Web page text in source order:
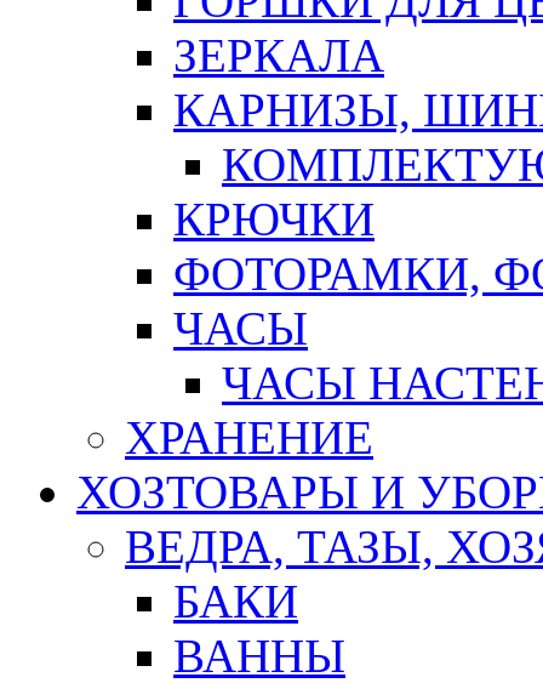
ЗЕРКАЛА
КАРНИЗЫ,
КРЮЧКИ
ФОТОРАМКИ,
ЧАСЫ
ЧАСЫ
ХРАНЕНИЕ
ХОЗТОВАРЫ И
ВЕДРА, ТАЗЫ,
БАКИ
ВАННЫ